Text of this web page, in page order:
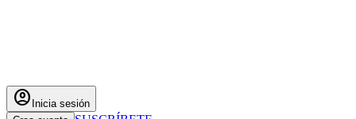
account_circle Inicia sesión